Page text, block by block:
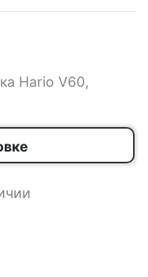
Hario V60,